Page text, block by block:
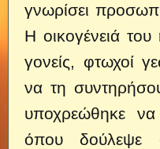
γνωρίσει
Η οικογένειά
γονείς, φτωχοί
να τη
υποχρεώθηκε
όπου δούλεψε